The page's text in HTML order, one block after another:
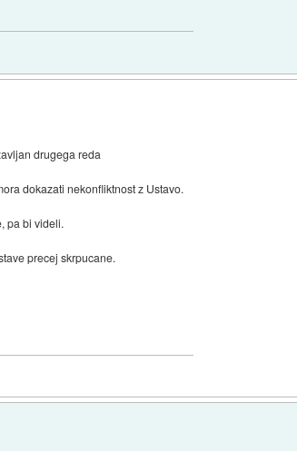
drugega reda
dokazati nekonfliktnost z Ustavo.
pa bi videli.
precej skrpucane.